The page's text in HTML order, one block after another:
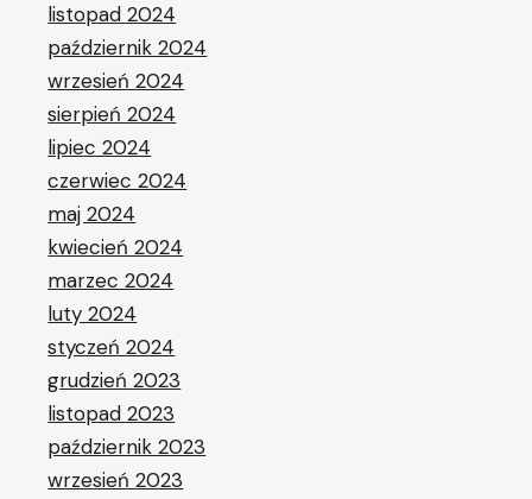
listopad 2024
październik 2024
wrzesień 2024
sierpień 2024
lipiec 2024
czerwiec 2024
maj 2024
kwiecień 2024
marzec 2024
luty 2024
styczeń 2024
grudzień 2023
listopad 2023
październik 2023
wrzesień 2023